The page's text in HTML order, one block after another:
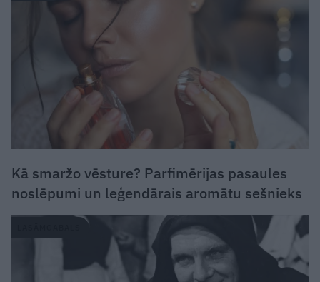
Kā smaržo vēsture? Parfimērijas pasaules
noslēpumi un leģendārais aromātu sešnieks